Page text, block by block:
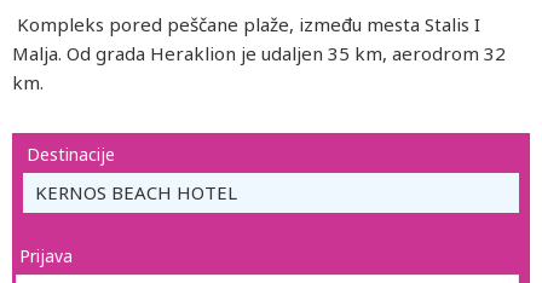
Kompleks pored peščane plaže, između mesta Stalis I
Malja. Od grada Heraklion je udaljen 35 km, aerodrom 32
km.
Destinacije
KERNOS BEACH HOTEL
Prijava